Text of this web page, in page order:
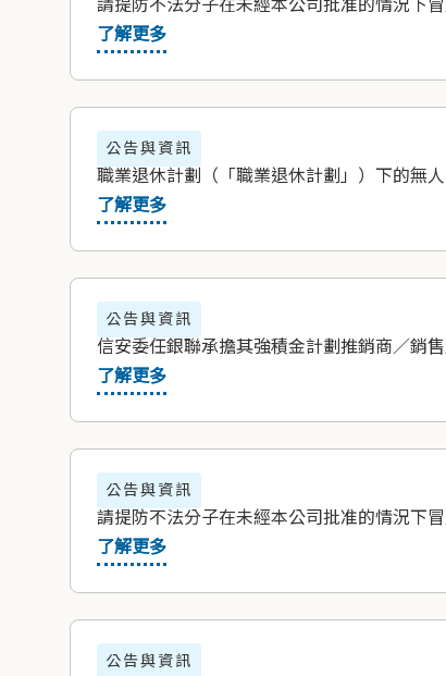
請提防不法分子在未經本公司批准的情況下
了解更多
公告與資訊
職業退休計劃（「職業退休計劃」）下的無
了解更多
公告與資訊
信安委任銀聯承擔其強積金計劃推銷商／銷
了解更多
公告與資訊
請提防不法分子在未經本公司批准的情況下
了解更多
公告與資訊